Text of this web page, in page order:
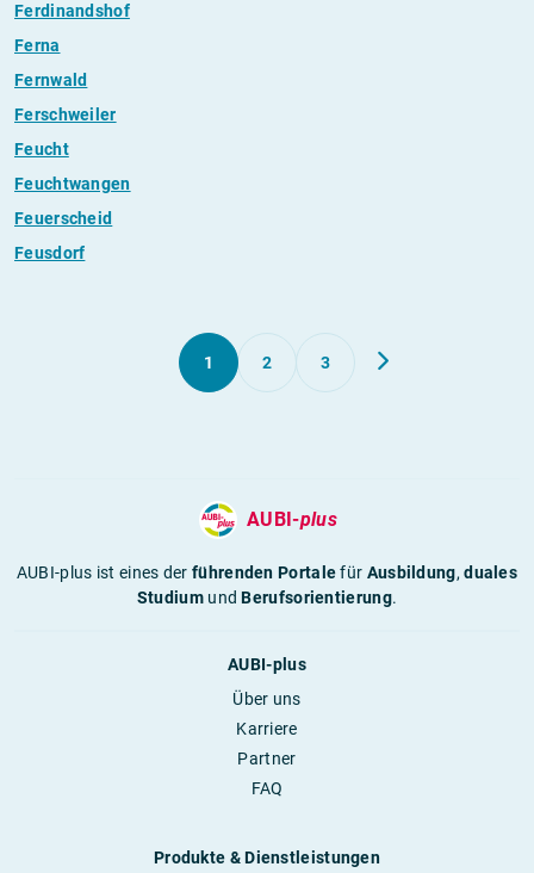
Ferdinandshof
Ferna
Fernwald
Ferschweiler
Feucht
Feuchtwangen
Feuerscheid
Feusdorf
1 2 3
AUBI-plus
AUBI-plus ist eines derführenden Portalefür Ausbildung,duales
StudiumundBerufsorientierung.
AUBI-plus
Über uns
Karriere
Partner
FAQ
Produkte & Dienstleistungen